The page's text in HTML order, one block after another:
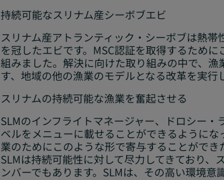
持続可能なスリナム産シーボブエビ
スリナム産アトランティック・シーボブは熱
を冠したエビです。MSC認証を取得するため
組みました。解決に向けた取り組みの中で、
す、地域の他の漁業のモデルとなる改革を実行
スリナムの持続可能な漁業を奮起させる
SLMのインフライトマネージャー、ドロシー
ベルをメニューに載せることができるように
業のためにこのような形で寄与することができ
SLMは持続可能性に対して尽力してきており
ンバーでもあります。SLMは、その高い環境意